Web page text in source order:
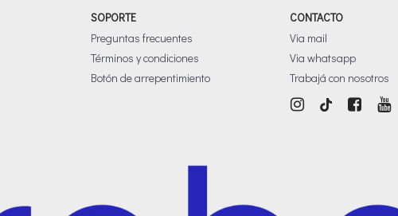
$37,500.
SOPORTE
Preguntas frecuentes
Términos y condiciones
Botón de arrepentimiento
CONTACTO
Via mail
Via whatsapp
Trabajá con nosotros